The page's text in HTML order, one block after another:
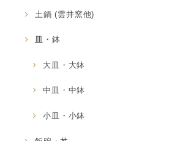
土鍋 (雲井窯他)
皿・鉢
大皿・大鉢
中皿・中鉢
小皿・小鉢